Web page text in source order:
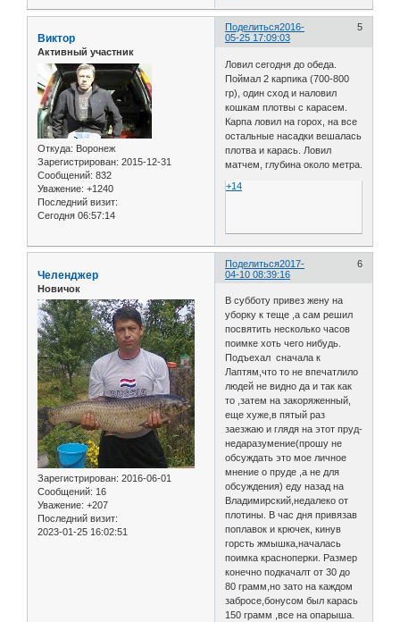
Поделиться 5
2016-
05-25 17:09:03
Виктор
Активный участник
Откуда: Воронеж
Зарегистрирован: 2015-12-31
Сообщений: 832
Уважение: +1240
Последний визит:
Сегодня 06:57:14
Ловил сегодня до обеда.
Поймал 2 карпика (700-800
гр), один сход и наловил
кошкам плотвы с карасем.
Карпа ловил на горох, на все
остальные насадки вешалась
плотва и карась. Ловил
матчем, глубина около метра.
+14
Поделиться 6
2017-
04-10 08:39:16
Челенджер
Новичок
Зарегистрирован: 2016-06-01
Сообщений: 16
Уважение: +207
Последний визит:
2023-01-25 16:02:51
В субботу привез жену на
уборку к теще ,а сам решил
посвятить несколько часов
поимке хоть чего нибудь.
Подъехал сначала к
Лаптям,что то не впечатлило
людей не видно да и так как
то ,затем на закоряженный,
еще хуже,в пятый раз
заезжаю и глядя на этот пруд-
недаразумение(прошу не
обсуждать это мое личное
мнение о пруде ,а не для
обсуждения) еду назад на
Владимирский,недалеко от
плотины. В час дня привязав
поплавок и крючек, кинув
горсть жмышка,началась
поимка красноперки. Размер
конечно подкачалт от 30 до
80 грамм,но зато на каждом
забросе,бонусом был карась
150 грамм ,все на опарыша.